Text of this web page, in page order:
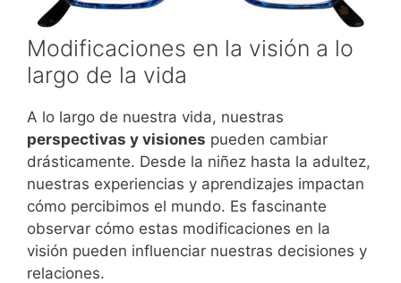
Modificaciones en la visión a lo
largo de la vida
A lo largo de nuestra vida, nuestras
perspectivas y visiones pueden cambiar
drásticamente. Desde la niñez hasta la adultez,
nuestras experiencias y aprendizajes impactan
cómo percibimos el mundo. Es fascinante
observar cómo estas modificaciones en la
visión pueden influenciar nuestras decisiones y
relaciones.